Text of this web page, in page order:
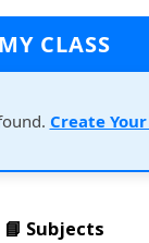
MY CLASS
Create
📘 Subjects